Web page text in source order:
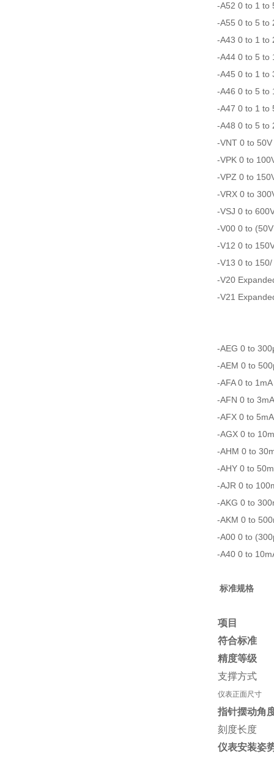
-A52 0 to 1 to
-A55 0 to 5 to
-A43 0 to 1 to
-A44 0 to 5 to
-A45 0 to 1 to
-A46 0 to 5 to
-A47 0 to 1 to
-A48 0 to 5 to
-VNT 0 to 50V
-VPK 0 to
-VPZ 0 to
-VRX 0 to
-VSJ 0 to
-V00 0 to
-V12 0 to
-V13 0 to
-V20
-V21
-AEG 0 to
-AEM 0 to
-AFA 0 to 1mA
-AFN 0 to 3mA
-AFX 0 to 5mA
-AGX 0 to
-AHM 0 to
-AHY 0 to
-AJR 0 to
-AKG 0 to
-AKM 0 to
-A00 0 to
-A40 0 to
标准规格
项目
符合标准
精度等级
支撑方式
仪表正面尺寸
指针摆动角
刻度长度
仪表安装姿